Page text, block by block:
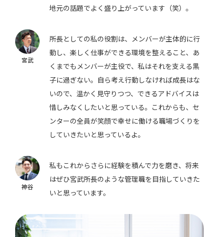
地元の話題でよく盛り上がっています（笑）。
宮武
所長としての私の役割は、メンバーが主体的に行
動し、楽しく仕事ができる環境を整えること、あ
くまでもメンバーが主役で、私はそれを支える黒
子に過ぎない。自ら考え行動しなければ成長はな
いので、温かく見守りつつ、できるアドバイスは
惜しみなくしたいと思っている。これからも、セ
ンターの全員が笑顔で幸せに働ける職場づくりを
していきたいと思っているよ。
神谷
私もこれからさらに経験を積んで力を磨き、将来
はぜひ宮武所長のような管理職を目指していきた
いと思っています。